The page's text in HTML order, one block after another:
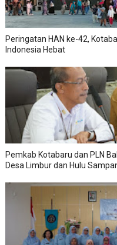
Peringatan HAN ke-42,
Indonesia Hebat
Pemkab Kotabaru dan PLN
Desa Limbur dan Hulu